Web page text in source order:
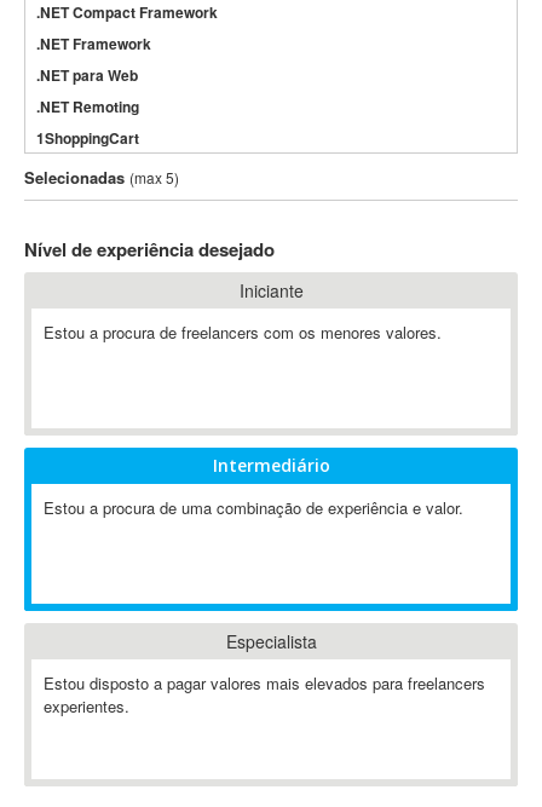
.NET Compact Framework
.NET Framework
.NET para Web
.NET Remoting
1ShoppingCart
3DS Max
3GSM
802.11
A-GPS
ABAP
Abaqus
ABBYY FineReader
Ableton
Ableton Push
Abstract
Selecionadas (max 5)
Nível de experiência desejado
Iniciante
Estou a procura de freelancers com os menores valores.
Intermediário
Estou a procura de uma combinação de experiência e valor.
Especialista
Estou disposto a pagar valores mais elevados para freelancers
experientes.